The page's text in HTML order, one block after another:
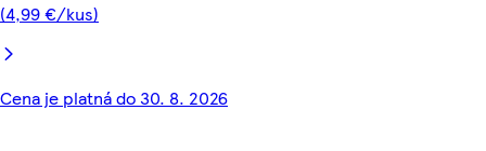
(4,99 €/kus)
Cena je platná do 30. 8. 2026